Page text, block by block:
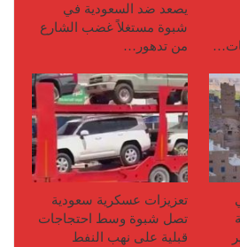
يصعد ضد السعودية في
شبوة مستغلاً غضب الشارع
من تدهور…
تعزيزات عسكرية سعودية
تصل شبوة وسط احتجاجات
قبلية على نهب النفط